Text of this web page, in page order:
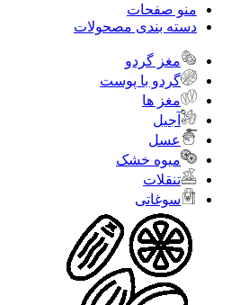
منو صفحات
دسته بندی مصحولات
مغز گردو
گردو با پوست
مغز ها
آجیل
عسل
میوه خشک
تنقلات
سوغاتی